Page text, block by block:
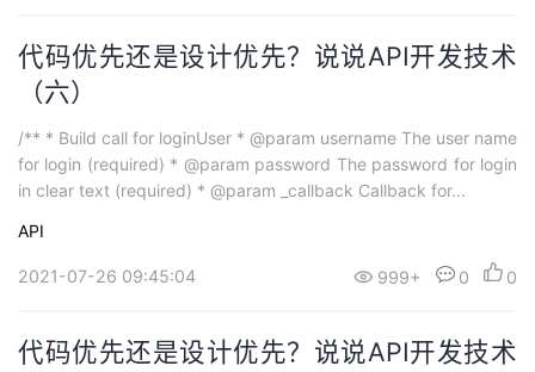
代码优先还是设计优先？说说API开发技术
（六）
/** * Build call for loginUser * @param username The user name
for login (required) * @param password The password for login
in clear text (required) * @param _callback Callback for...
API
2021-07-26 09:45:04 999+ 0 0
代码优先还是设计优先？说说API开发技术